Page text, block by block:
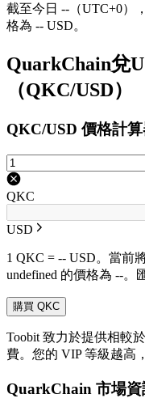
截至今日 --（UTC+0）
格為 -- USD。
QuarkChain兌
（QKC/USD）
QKC/USD 價格計
QKC
USD
1 QKC = -- USD。當前
undefined 的價格為 --。
購買 QKC
Toobit 致力於提供相較
費。您的 VIP 等級越高
QuarkChain 市場資